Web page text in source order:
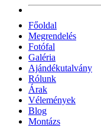
Főoldal
Megrendelés
Fotófal
Galéria
Ajándékutalvány
Rólunk
Árak
Vélemények
Blog
Montázs